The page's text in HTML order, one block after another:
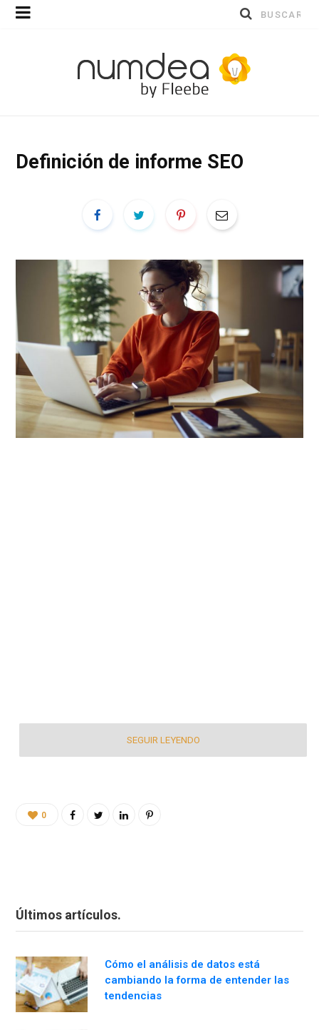
Buscar
Definición de informe SEO
SEGUIR LEYENDO
0
Últimos artículos.
Cómo el análisis de datos está
cambiando la forma de entender las
tendencias